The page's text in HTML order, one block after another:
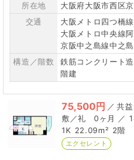
所在地
大阪府大阪市西区
交通
大阪メトロ四つ橋
大阪メトロ中央線
京阪中之島線中之
構造／階数
鉄筋コンクリート
階建
75,500円 ／
0ヶ月 ／ 1
1K 22.09m² 2階
エクセレント